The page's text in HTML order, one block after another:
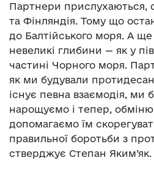
Партнери прислухаються,
та Фінляндія. Тому що
до Балтійського моря. А ще
невеликі глибини — як у
частині Чорного моря.
як ми будували
існує певна взаємодія, ми
нарощуємо і тепер,
допомагаємо їм
правильної боротьби з
стверджує Степан Яким’як.